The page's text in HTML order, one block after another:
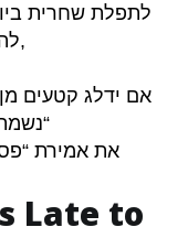
לתפלת שחרית
,
אם ידלג קטעים
את אמירת
Late to